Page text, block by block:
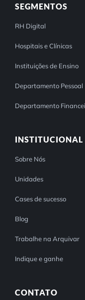
SEGMENTOS
RH Digital
Hospitais e Clínicas
Instituições de Ensino
Departamento Pessoal
Departamento
INSTITUCIONAL
Sobre Nós
Unidades
Cases de sucesso
Blog
Trabalhe na Arquivar
Indique e ganhe
CONTATO